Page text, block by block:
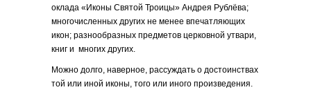
оклада «Иконы Святой Троицы» Андрея Рублёва;
многочисленных других не менее впечатляющих
икон; разнообразных предметов церковной утвари,
книг и многих других.
Можно долго, наверное, рассуждать о достоинствах
той или иной иконы, того или иного произведения.